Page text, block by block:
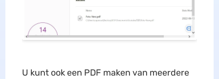
U kunt ook een PDF maken van meerdere